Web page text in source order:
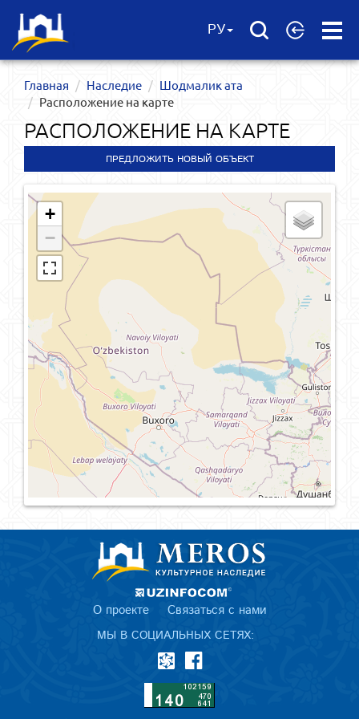
Open
РУ
Главная Наследие
Шодмалик ата
Расположение на карте
РАСПОЛОЖЕНИЕ НА КАРТЕ
ПРЕДЛОЖИТЬ НОВЫЙ ОБЪЕКТ
+
−
О проекте Связаться с нами
МЫ В СОЦИАЛЬНЫХ СЕТЯХ: